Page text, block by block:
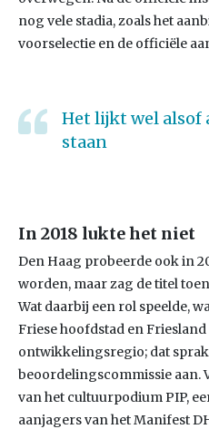
nog vele stadia, zoals het
voorselectie en de officiële
Het lijkt wel alsof
staan
In 2018 lukte het niet
Den Haag probeerde ook in
worden, maar zag de titel
Wat daarbij een rol speelde,
Friese hoofdstad en
ontwikkelingsregio; dat sprak
beoordelingscommissie aan.
van het cultuurpodium PIP,
aanjagers van het Manifest